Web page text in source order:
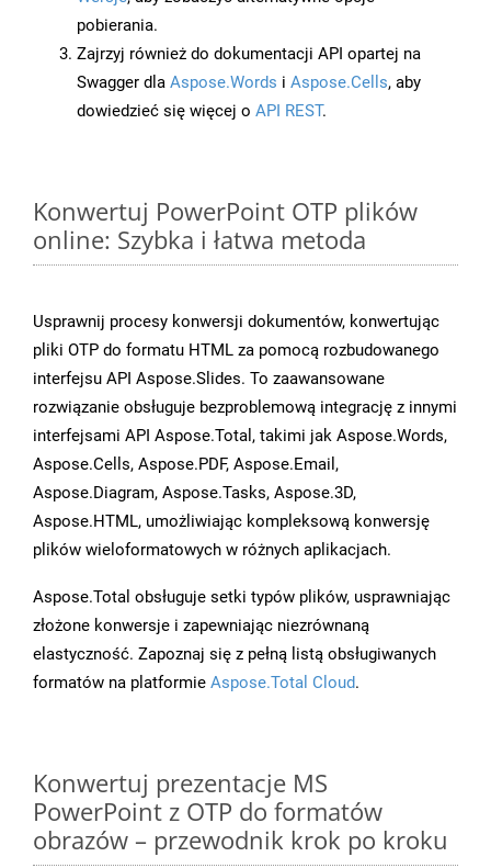
pobierania.
Zajrzyj również do dokumentacji API opartej na
Swagger dla Aspose.Words i Aspose.Cells, aby
dowiedzieć się więcej o API REST.
Konwertuj PowerPoint OTP plików
online: Szybka i łatwa metoda
Usprawnij procesy konwersji dokumentów, konwertując
pliki OTP do formatu HTML za pomocą rozbudowanego
interfejsu API Aspose.Slides. To zaawansowane
rozwiązanie obsługuje bezproblemową integrację z innymi
interfejsami API Aspose.Total, takimi jak Aspose.Words,
Aspose.Cells, Aspose.PDF, Aspose.Email,
Aspose.Diagram, Aspose.Tasks, Aspose.3D,
Aspose.HTML, umożliwiając kompleksową konwersję
plików wieloformatowych w różnych aplikacjach.
Aspose.Total obsługuje setki typów plików, usprawniając
złożone konwersje i zapewniając niezrównaną
elastyczność. Zapoznaj się z pełną listą obsługiwanych
formatów na platformie Aspose.Total Cloud.
Konwertuj prezentacje MS
PowerPoint z OTP do formatów
obrazów – przewodnik krok po kroku